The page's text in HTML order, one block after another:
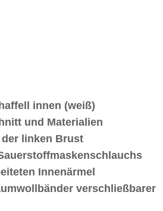
innen (weiß)
und Materialien
linken Brust
Innenärmel
verschließbarer